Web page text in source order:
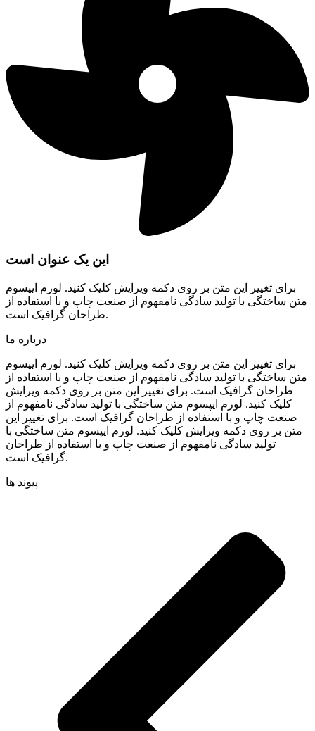
این یک عنوان است
برای تغییر این متن بر روی دکمه ویرایش کلیک کنید. لورم ایپسوم
متن ساختگی با تولید سادگی نامفهوم از صنعت چاپ و با استفاده از
طراحان گرافیک است.
درباره ما
برای تغییر این متن بر روی دکمه ویرایش کلیک کنید. لورم ایپسوم
متن ساختگی با تولید سادگی نامفهوم از صنعت چاپ و با استفاده از
طراحان گرافیک است. برای تغییر این متن بر روی دکمه ویرایش
کلیک کنید. لورم ایپسوم متن ساختگی با تولید سادگی نامفهوم از
صنعت چاپ و با استفاده از طراحان گرافیک است. برای تغییر این
متن بر روی دکمه ویرایش کلیک کنید. لورم ایپسوم متن ساختگی با
تولید سادگی نامفهوم از صنعت چاپ و با استفاده از طراحان
گرافیک است.
پیوند ها